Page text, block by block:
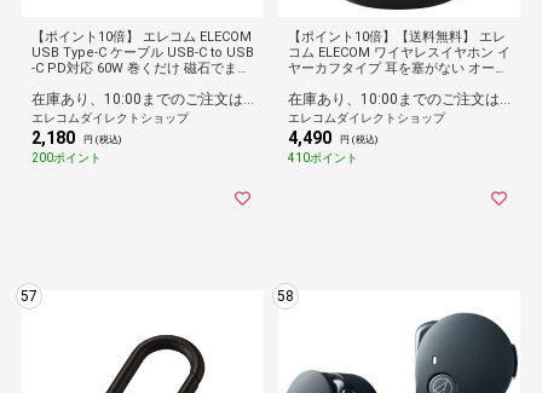
【ポイント10倍】 エレコム ELECOM
USB Type-C ケーブル USB-C to USB
-C PD対応 60W 巻くだけ 磁石でまと
ブラック
エレコムダイレクトショップ
2,180 円 (税込)
200ポイント
【ポイント10倍】【送料無料】 エレ
コム ELECOM ワイヤレスイヤホン イ
ヤーカフタイプ 耳を塞がない オープ
ント 最大22時間再生 軽量 片側5.3g I
PX4 AAC対応 ブラック
エレコムダイレクトショップ
4,490 円 (税込)
410ポイント
57 58